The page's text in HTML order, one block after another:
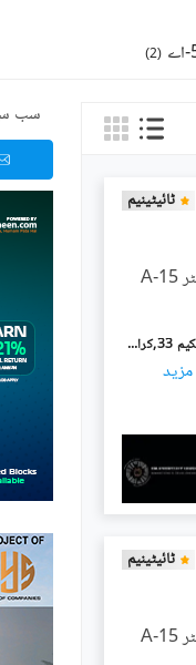
(
2
)
ٹائیٹینیم
پاکستان مرچنٹ نیوی سوسائٹی سکیم 33 - سیکٹر 15-A,سکیم 33,کراچی میں 5 مرلہ Studio مکان 4.25 کروڑ میں برائے فروخت۔
مزید
ٹائیٹینیم
سب